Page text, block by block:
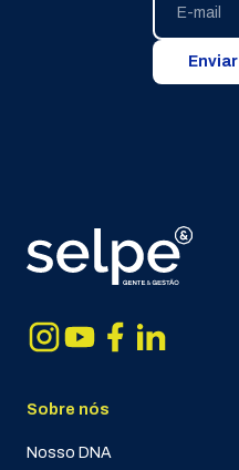
Enviar
Sobre nós
Nosso DNA